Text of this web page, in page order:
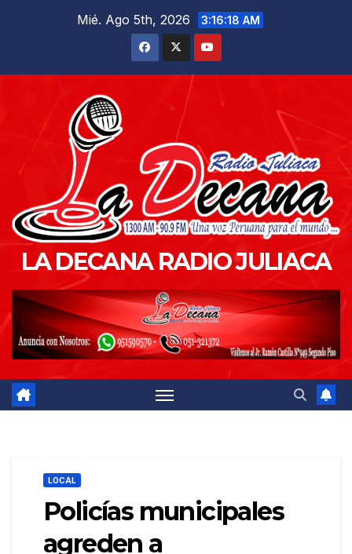
Mié. Ago 5th, 2026 3:16:20 AM
LA DECANA RADIO JULIACA
LOCAL
Policías municipales
agreden a